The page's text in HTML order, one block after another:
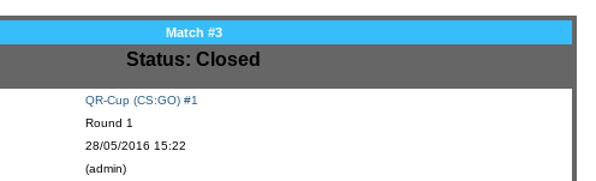
Match #3
Status: Closed
QR-Cup (CS:GO) #1
Round 1
28/05/2016 15:22
(admin)